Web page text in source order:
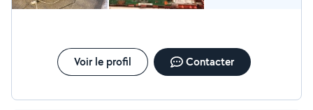
Voir le profil Contacter